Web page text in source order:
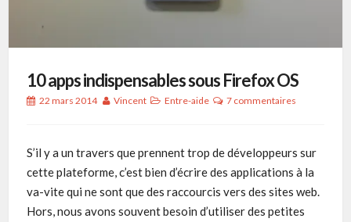
10 apps indispensables sous Firefox OS
22 mars 2014 Vincent Entre-aide 7 commentaires
S’il y a un travers que prennent trop de développeurs sur
cette plateforme, c’est bien d’écrire des applications à la
va-vite qui ne sont que des raccourcis vers des sites web.
Hors, nous avons souvent besoin d’utiliser des petites